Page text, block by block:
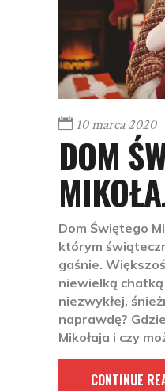
10 marca 2020
DOM
Dom Świętego
którym
gaśnie.
niewielką chatką
niezwykłej,
naprawdę?
Mikołaja i czy
CONTINUE